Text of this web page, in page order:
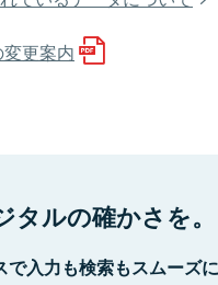
更案内
タルの確かさを。
で入力も検索もスムーズ